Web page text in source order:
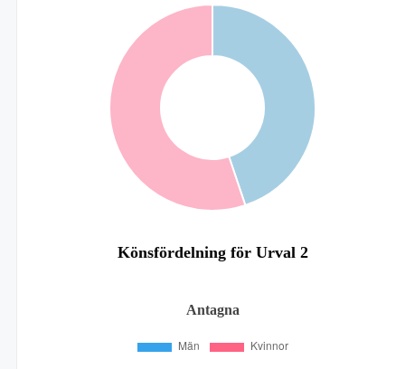
Könsfördelning för Urval 2
Antagna